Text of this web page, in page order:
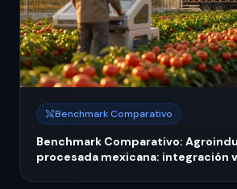
Benchmark Comparativo
Benchmark Comparativo:
procesada mexicana: integración